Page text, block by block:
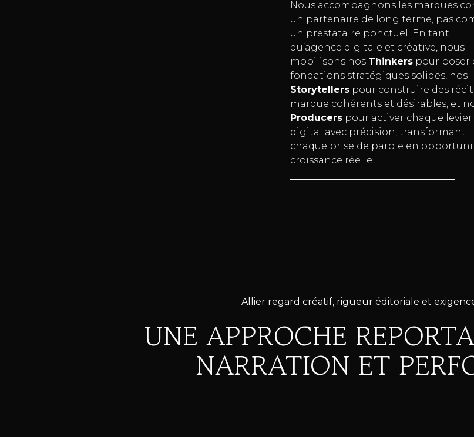
Nous accompagnons les marques
un partenaire de long terme, pas
un prestataire ponctuel. En tant
qu’agence digitale et créative, nous
mobilisons nos Thinkers pour poser
fondations stratégiques solides, nos
Storytellers pour construire des
marque cohérents et désirables, et
Producers pour activer chaque levier
digital avec précision, transformant
chaque prise de parole en
croissance réelle.
Allier regard créatif, rigueur éditoriale et
UNE APPROCHE
NARRATION ET